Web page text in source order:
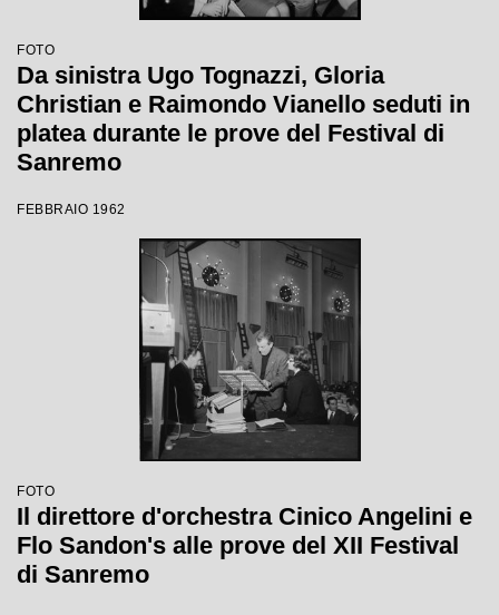
FOTO
Da sinistra Ugo Tognazzi, Gloria
Christian e Raimondo Vianello seduti in
platea durante le prove del Festival di
Sanremo
FEBBRAIO 1962
FOTO
Il direttore d'orchestra Cinico Angelini e
Flo Sandon's alle prove del XII Festival
di Sanremo